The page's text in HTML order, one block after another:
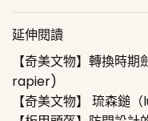
延伸閱讀
【奇美文物】轉換時
rapier)
【奇美文物】 琉森鎚